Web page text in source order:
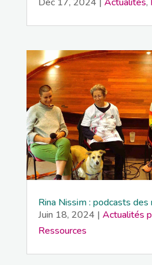
Rina Nissim : podcasts des
Juin 18, 2024 | Actualités
Ressources